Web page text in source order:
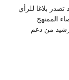
تصدر بلاغا للرأي
الممنهج
من دعم